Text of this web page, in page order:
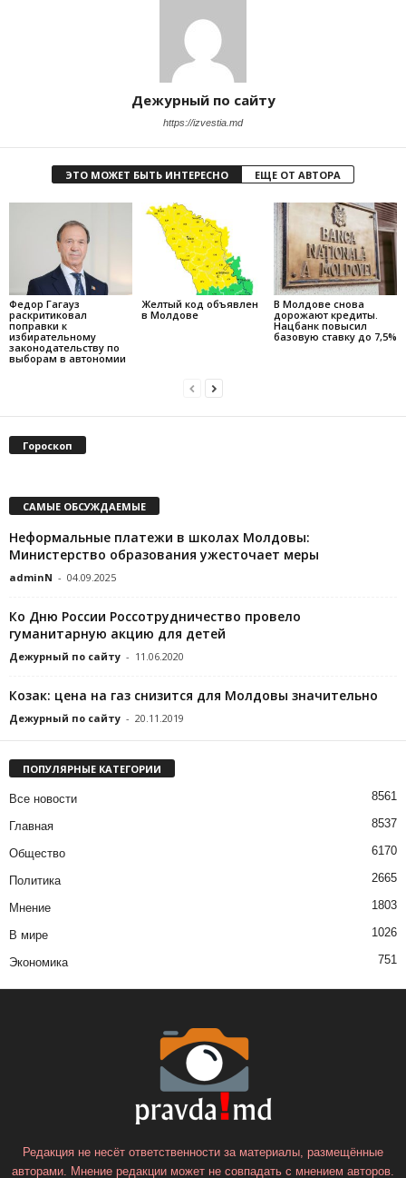
Дежурный по сайту
https://izvestia.md
ЭТО МОЖЕТ БЫТЬ ИНТЕРЕСНО ЕЩЕ ОТ АВТОРА
Федор Гагауз
раскритиковал
поправки к
избирательному
законодательству по
выборам в автономии
Желтый код объявлен
в Молдове
В Молдове снова
дорожают кредиты.
Нацбанк повысил
базовую ставку до 7,5%
Гороскоп
САМЫЕ ОБСУЖДАЕМЫЕ
Неформальные платежи в школах Молдовы:
Министерство образования ужесточает меры
adminN - 04.09.2025
Ко Дню России Россотрудничество провело
гуманитарную акцию для детей
Дежурный по сайту - 11.06.2020
Козак: цена на газ снизится для Молдовы значительно
Дежурный по сайту - 20.11.2019
ПОПУЛЯРНЫЕ КАТЕГОРИИ
Все новости 8561
Главная 8537
Общество 6170
Политика 2665
Мнение 1803
В мире 1026
Экономика 751
Редакция не несёт ответственности за материалы, размещённые
авторами. Мнение редакции может не совпадать с мнением авторов.